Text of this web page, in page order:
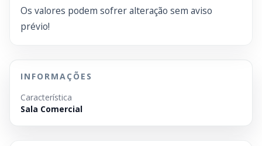
Os valores podem sofrer alteração sem aviso
prévio!
INFORMAÇÕES
Característica
Sala Comercial